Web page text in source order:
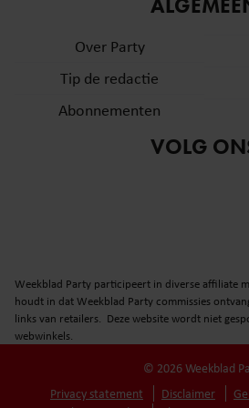
Over Party
Tip de redactie
Abonnementen
VOLG
Weekblad Party participeert in diverse affiliate
houdt in dat Weekblad Party commissies
links van retailers. Deze website wordt niet
webwinkels.
© 2026 Weekblad
Privacy statement
Disclaimer